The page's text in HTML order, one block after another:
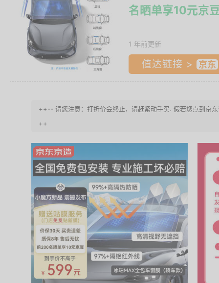
名晒单享10元京
1 年前更新
值达链接 >
++-- 请您注意：打折价会终止，请赶紧动手买. 假若您点到京
++